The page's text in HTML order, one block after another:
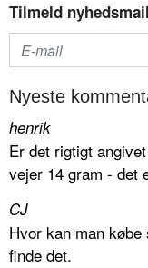
Tilmeld
Nyeste
henrik
Er det rigtigt
vejer 14 gram - det
CJ
Hvor kan man
finde det.